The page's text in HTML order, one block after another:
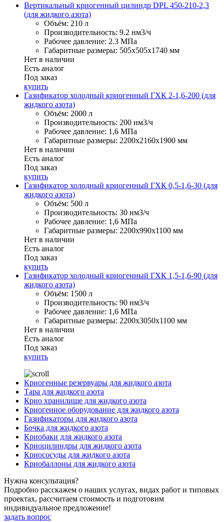
Вертикальный криогенный цилиндр DPL 450-210-2,3
(для жидкого азота)
Объём: 210 л
Производительность: 9.2 нм3/ч
Рабочее давление: 2.3 МПа
Габаритные размеры: 505x505x1740 мм
Нет в наличии
Есть аналог
Под заказ
купить
Газификатор холодный криогенный ГХК 2-1,6-200 (для
жидкого азота)
Объём: 2000 л
Производительность: 200 нм3/ч
Рабочее давление: 1,6 МПа
Габаритные размеры: 2200x2160x1900 мм
Нет в наличии
Есть аналог
Под заказ
купить
Газификатор холодный криогенный ГХК 0,5-1,6-30 (для
жидкого азота)
Объём: 500 л
Производительность: 30 нм3/ч
Рабочее давление: 1,6 МПа
Габаритные размеры: 2200x990x1100 мм
Нет в наличии
Есть аналог
Под заказ
купить
Газификатор холодный криогенный ГХК 1,5-1,6-90 (для
жидкого азота)
Объём: 1500 л
Производительность: 90 нм3/ч
Рабочее давление: 1,6 МПа
Габаритные размеры: 2200x3050x1100 мм
Нет в наличии
Есть аналог
Под заказ
купить
Криогенные резервуары для жидкого азота
Тара для жидкого азота
Крио хранилище для жидкого азота
Криогенное оборудование для жидкого азота
Газификаторы для жидкого азота
Бочка для жидкого азота
Криобаки для жидкого азота
Криоцилиндры для жидкого азота
Криососуды для жидкого азота
Криобаллоны для жидкого азота
Нужна консультация?
Подробно расскажем о наших услугах, видах работ и типовых
проектах, рассчитаем стоимость и подготовим
индивидуальное предложение!
задать вопрос